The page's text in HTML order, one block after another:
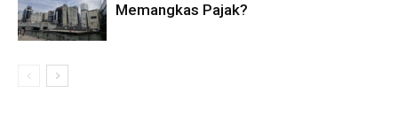
Memangkas Pajak?